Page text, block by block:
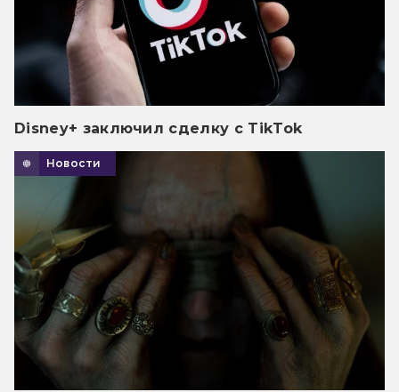
Disney+ заключил сделку с TikTok
Новости